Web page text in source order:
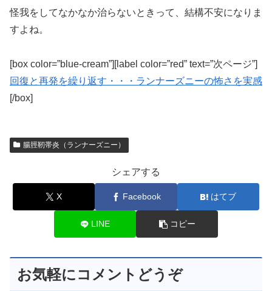
怪我をしてなかなか治らないときって、結構不安になりま
すよね。
[box color=”blue-cream”][label color=”red” text=”次ページ”]
回復と再発を繰り返す・・・ランナーズニーの怖さを実感
[/box]
腸脛靭帯炎（ランナーズニー）
シェアする
X Facebook はてブ
LINE コピー
お気軽にコメントどうぞ